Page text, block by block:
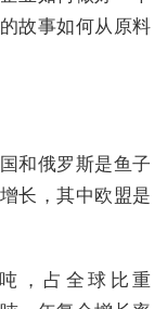
故事如何从原料
和俄罗斯是鱼子
长，其中欧盟是
，占全球比重